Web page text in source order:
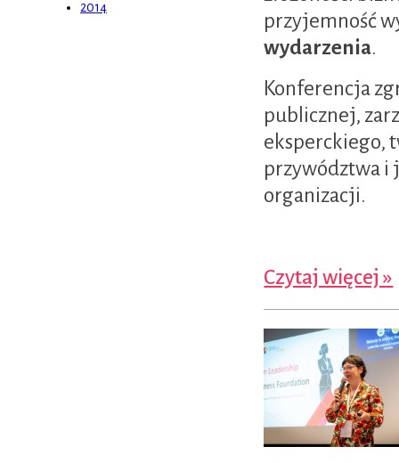
2014
przyjemność
wydarzenia.
Konferencja
publicznej,
eksperckiego,
przywództwa i
organizacji.
Czytaj więcej »